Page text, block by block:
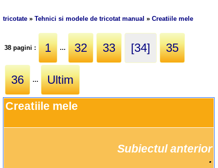
tricotate »Tehnici si modele de tricotat manual »Creatiile mele
38 pagini : 1 ... 32 33 [34] 35
36 ... Ultim
Creatiile mele
Subiectul anterior